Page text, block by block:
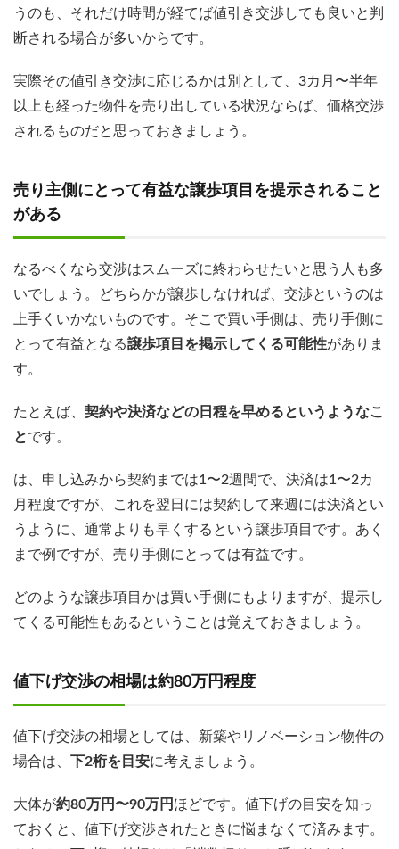
うのも、それだけ時間が経てば値引き交渉しても良いと判
断される場合が多いからです。
実際その値引き交渉に応じるかは別として、3カ月〜半年
以上も経った物件を売り出している状況ならば、価格交渉
されるものだと思っておきましょう。
売り主側にとって有益な譲歩項目を提示されること
がある
なるべくなら交渉はスムーズに終わらせたいと思う人も多
いでしょう。どちらかが譲歩しなければ、交渉というのは
上手くいかないものです。そこで買い手側は、売り手側に
とって有益となる譲歩項目を掲示してくる可能性がありま
す。
たとえば、 契約や決済などの日程を早めるというようなこ
とです。
は、申し込みから契約までは1〜2週間で、決済は1〜2カ
月程度ですが、これを翌日には契約して来週には決済とい
うように、通常よりも早くするという譲歩項目です。あく
まで例ですが、売り手側にとっては有益です。
どのような譲歩項目かは買い手側にもよりますが、提示し
てくる可能性もあるということは覚えておきましょう。
値下げ交渉の相場は約80万円程度
値下げ交渉の相場としては、新築やリノベーション物件の
場合は、
下2桁を目安に考えましょう。
大体が約80万円〜90万円 ほどです。値下げの目安を知っ
ておくと、値下げ交渉されたときに悩まなくて済みます。